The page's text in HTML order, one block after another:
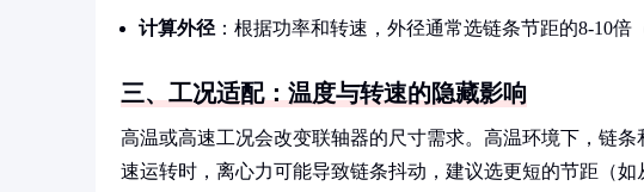
计算外径 ：根据功率和转速，外径通常选链条节距的8-10倍
三、工况适配：温度与转速的隐藏影响
高温或高速工况会改变联轴器的尺寸需求。高温环境下，链
速运转时，离心力可能导致链条抖动，建议选更短的节距（如